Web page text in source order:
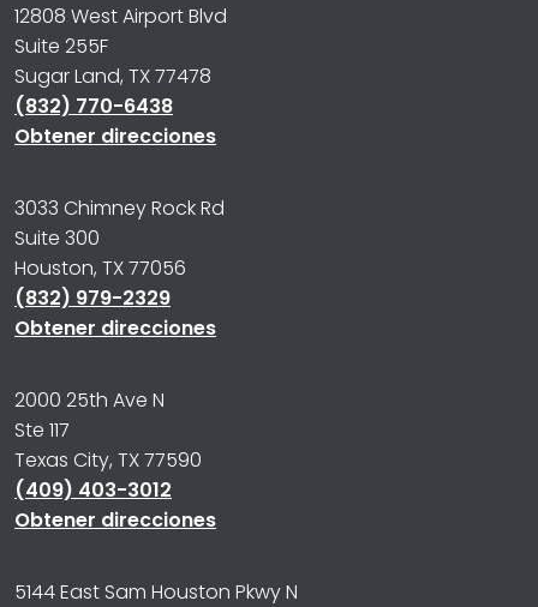
12808 West Airport Blvd
Suite 255F
Sugar Land, TX 77478
(832) 770-6438
Obtener direcciones
3033 Chimney Rock Rd
Suite 300
Houston, TX 77056
(832) 979-2329
Obtener direcciones
2000 25th Ave N
Ste 117
Texas City, TX 77590
(409) 403-3012
Obtener direcciones
5144 East Sam Houston Pkwy N